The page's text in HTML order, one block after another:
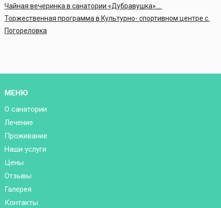
Чайная вечеринка в санатории «Дубравушка»….
Торжественная программа в Культурно- спортивном центре с.
Погореловка
МЕНЮ
О санатории
Лечение
Проживание
Наши услуги
Цены
Отзывы
Галерея
Контакты